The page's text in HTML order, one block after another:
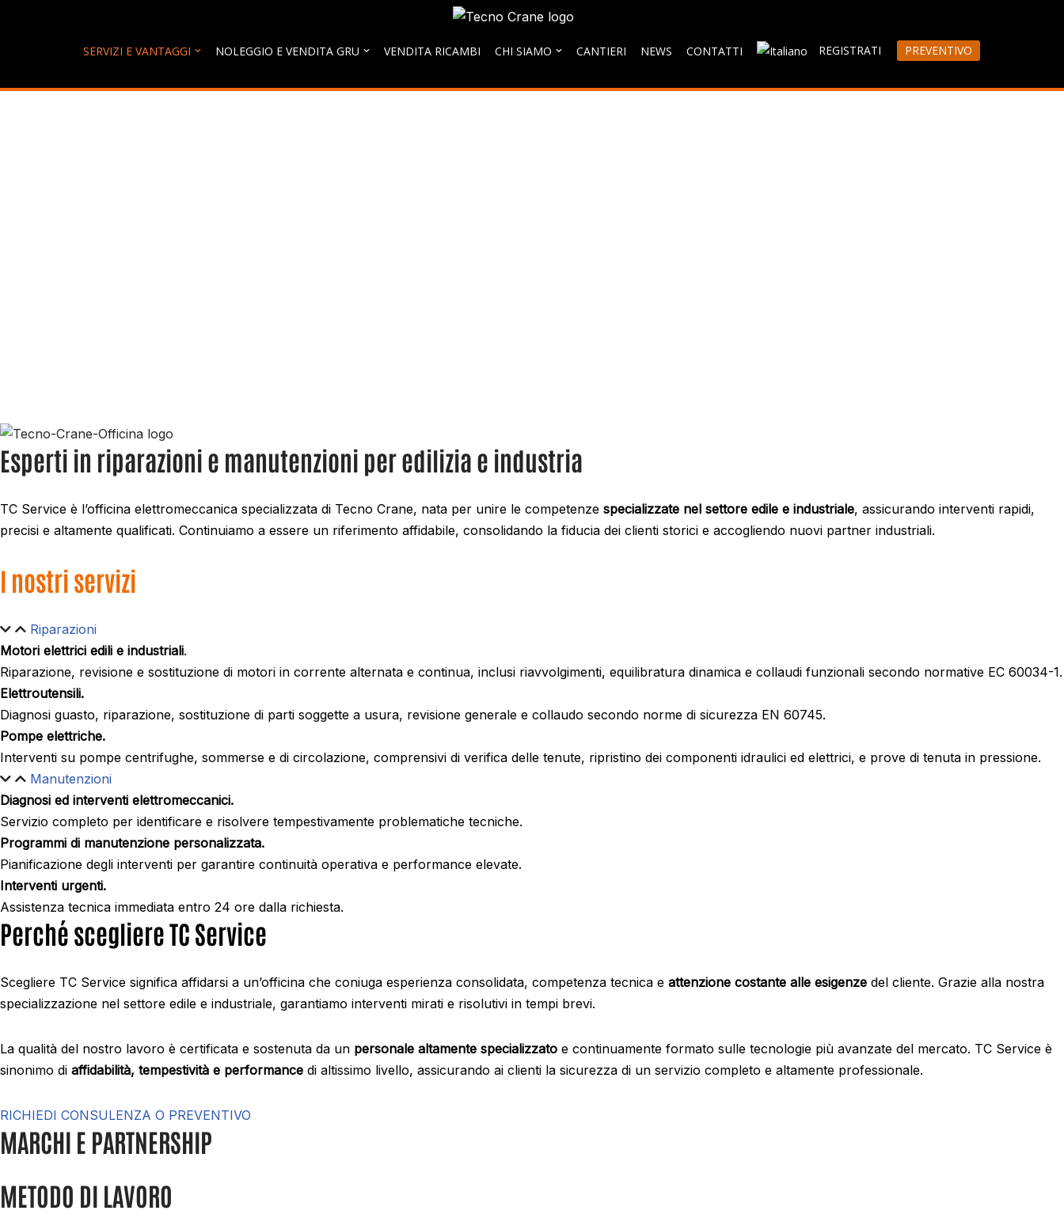
contenuto
SERVIZI E VANTAGGI NOLEGGIO E VENDITA GRU VENDITA RICAMBI CHI SIAMO CANTIERI NEWS CONTATTI REGISTRATI PREVENTIVO
Esperti in riparazioni e manutenzioni per edilizia e industria
TC Service è l’officina elettromeccanica specializzata di Tecno Crane, nata per unire le competenze specializzate nel settore edile e industriale, assicurando interventi rapidi,
precisi e altamente qualificati. Continuiamo a essere un riferimento affidabile, consolidando la fiducia dei clienti storici e accogliendo nuovi partner industriali.
I nostri servizi
Riparazioni
Motori elettrici edili e industriali.
Riparazione, revisione e sostituzione di motori in corrente alternata e continua, inclusi riavvolgimenti, equilibratura dinamica e collaudi funzionali secondo normative EC 60034-1.
Elettroutensili.
Diagnosi guasto, riparazione, sostituzione di parti soggette a usura, revisione generale e collaudo secondo norme di sicurezza EN 60745.
Pompe elettriche.
Interventi su pompe centrifughe, sommerse e di circolazione, comprensivi di verifica delle tenute, ripristino dei componenti idraulici ed elettrici, e prove di tenuta in pressione.
Manutenzioni
Diagnosi ed interventi elettromeccanici.
Servizio completo per identificare e risolvere tempestivamente problematiche tecniche.
Programmi di manutenzione personalizzata.
Pianificazione degli interventi per garantire continuità operativa e performance elevate.
Interventi urgenti.
Assistenza tecnica immediata entro 24 ore dalla richiesta.
Perché scegliere TC Service
Scegliere TC Service significa affidarsi a un’officina che coniuga esperienza consolidata, competenza tecnica e attenzione costante alle esigenze del cliente. Grazie alla nostra
specializzazione nel settore edile e industriale, garantiamo interventi mirati e risolutivi in tempi brevi.
La qualità del nostro lavoro è certificata e sostenuta da un personale altamente specializzato e continuamente formato sulle tecnologie più avanzate del mercato. TC Service è
sinonimo di affidabilità, tempestività e performance di altissimo livello, assicurando ai clienti la sicurezza di un servizio completo e altamente professionale.
RICHIEDI CONSULENZA O PREVENTIVO
MARCHI E PARTNERSHIP
METODO DI LAVORO